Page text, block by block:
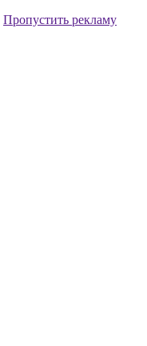
Пропустить рекламу